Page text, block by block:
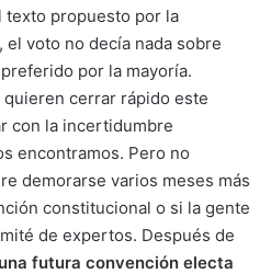
texto propuesto por la
voto no decía nada sobre
por la mayoría.
cerrar rápido este
con la incertidumbre
encontramos. Pero no
demorarse varios meses más
constitucional o si la gente
de expertos. Después de
futura convención electa